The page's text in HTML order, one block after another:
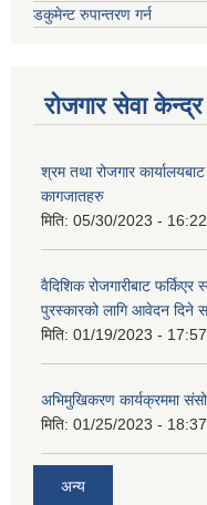
डकुमेन्ट रुपान्तरण गर्न
रोजगार सेवा केन्द्र
श्रम तथा रोजगार
कागजातहरु
मिति: 05/30/2023 - 16:22
वैदिशिक रोजगारीबाट फर्किएर
पुरस्कारको लागि आवेदन दिने
मिति: 01/19/2023 - 17:57
अभिमुखिकरण कार्यक्रममा
मिति: 01/25/2023 - 18:37
अन्य